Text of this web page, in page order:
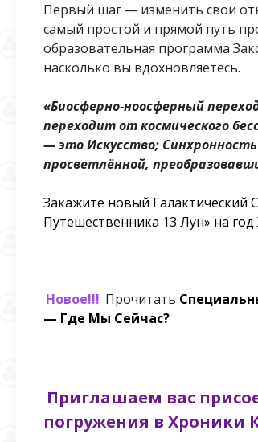
Первый шаг — изменить свои
самый простой и прямой путь
образовательная программа
насколько вы вдохновляетесь.
«Биосферно-ноосферный
переходит от космического
— это Искусство;
просветлённой,
Закажите новый Галактический
Путешественника 13 Лун» на
Новое!!! Прочитать
— Где Мы Сейчас?
Приглашаем вас
погружения в Хроники